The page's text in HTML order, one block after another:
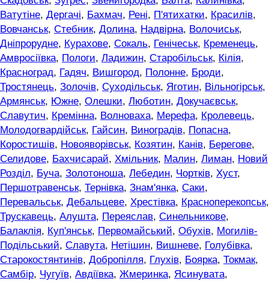
Ватутіне, Дергачі, Бахмач, Рені, П'ятихатки, Красилів,
Вовчанськ, Стебник, Долина, Надвірна, Волочиськ,
Дніпрорудне, Курахове, Сокаль, Генічеськ, Кременець,
Амвросіївка, Пологи, Ладижин, Старобільськ, Кілія,
Красноград, Гадяч, Вишгород, Полонне, Броди,
Тростянець, Золочів, Суходільськ, Яготин, Вільногірськ,
Армянськ, Южне, Олешки, Люботин, Докучаєвськ,
Славутич, Кремінна, Волноваха, Мерефа, Кролевець,
Молодогвардійськ, Гайсин, Виноградів, Попасна,
Коростишів, Новояворівськ, Козятин, Канів, Берегове,
Селидове, Бахчисарай, Хмільник, Малин, Лиман, Новий
Розділ, Буча, Золотоноша, Лебедин, Чортків, Хуст,
Першотравенськ, Тернівка, Знам'янка, Саки,
Перевальськ, Дебальцеве, Хрестівка, Красноперекопськ,
Трускавець, Алушта, Переяслав, Синельникове,
Балаклія, Куп'янськ, Первомайський, Обухів, Могилів-
Подільський, Славута, Нетішин, Вишневе, Голубівка,
Старокостянтинів, Добропілля, Глухів, Боярка, Токмак,
Самбір, Чугуїв, Авдіївка, Жмеринка, Ясинувата,